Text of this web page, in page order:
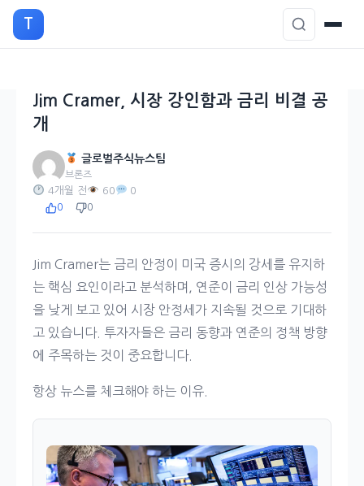
으
T
Jim Cramer, 시장 강인함과 금리 비결 공
개
글로벌주식뉴스팀
브론즈
4개월 전 60 0
0 0
Jim Cramer는 금리 안정이 미국 증시의 강세를 유지하
는 핵심 요인이라고 분석하며, 연준이 금리 인상 가능성
을 낮게 보고 있어 시장 안정세가 지속될 것으로 기대하
고 있습니다. 투자자들은 금리 동향과 연준의 정책 방향
에 주목하는 것이 중요합니다.
항상 뉴스를 체크해야 하는 이유.